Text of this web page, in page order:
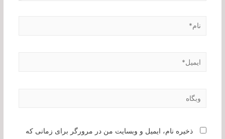
نام*
ایمیل*
وبگاه
ذخیره نام، ایمیل و وبسایت من در مرورگر برای زمانی که